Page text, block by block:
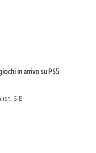
in arrivo su PS5
SIE